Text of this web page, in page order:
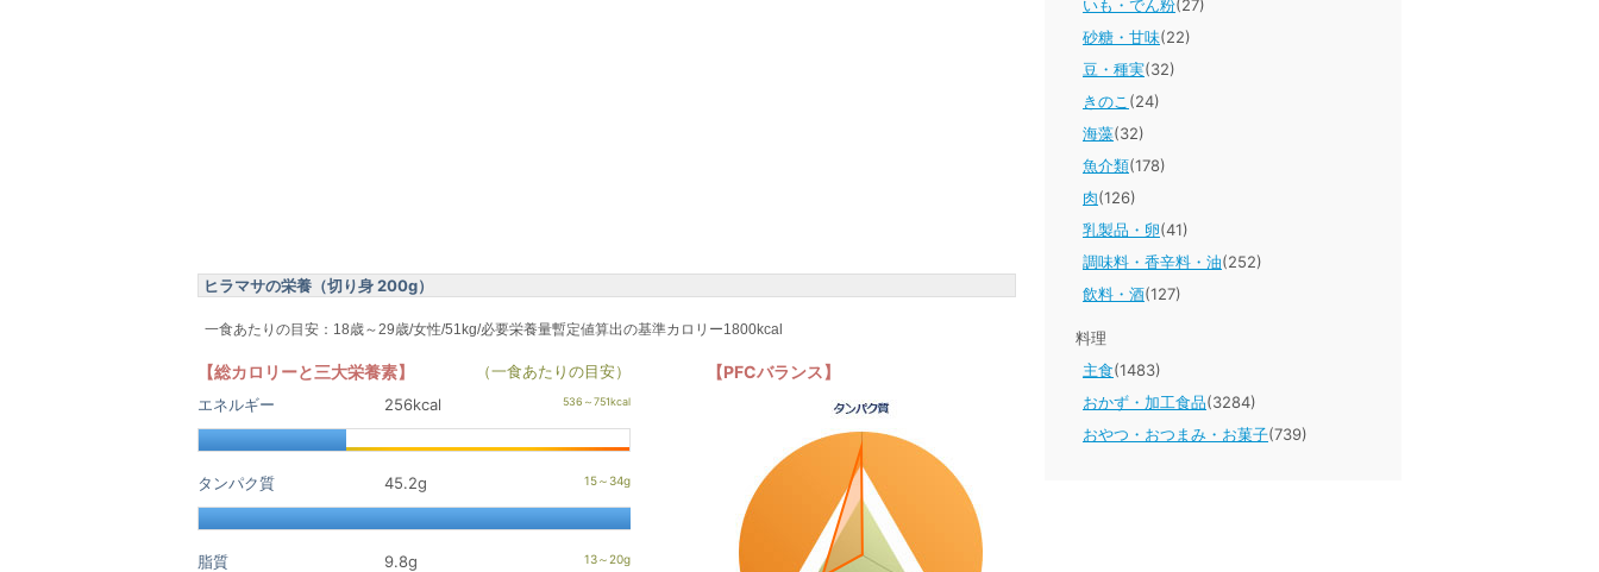
ヒラマサの栄養（切り身 200g）
一食あたりの目安：18歳～29歳/女性/51kg/必要栄養量暫定値算出の基準カロリー1800kcal
【総カロリーと三大栄養素】
（一食あたりの目安）
エネルギー
256kcal
タンパク質 45.2g
脂質 9.8g
【PFCバランス】
いも・でん粉(27)
砂糖・甘味(22)
豆・種実(32)
きのこ (24)
海藻(32)
魚介類(178)
肉(126)
乳製品・卵(41)
調味料・香辛料・油(252)
飲料・酒(127)
料理
主食(1483)
おかず・加工食品(3284)
おやつ・おつまみ・お菓子(739)